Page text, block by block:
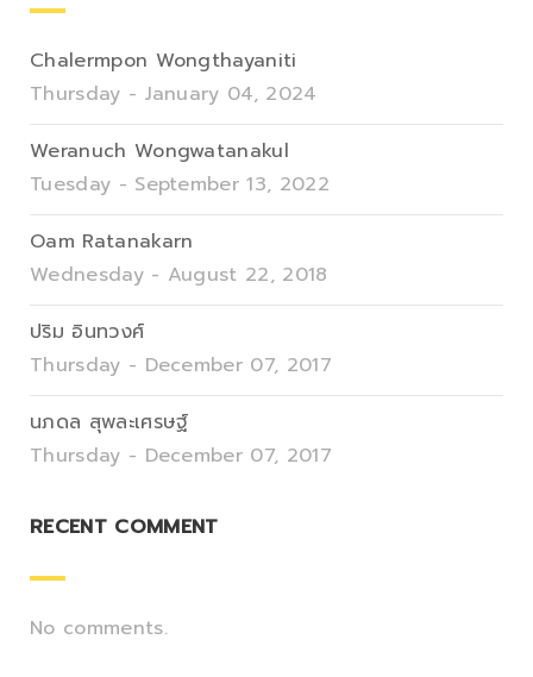
Chalermpon Wongthayaniti
Thursday - January 04, 2024
Weranuch Wongwatanakul
Tuesday - September 13, 2022
Oam Ratanakarn
Wednesday - August 22, 2018
ปริม อินทวงศ์
Thursday - December 07, 2017
นภดล สุพละเศรษฐ์
Thursday - December 07, 2017
RECENT COMMENT
No comments.